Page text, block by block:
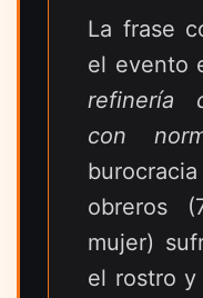
La frase
el evento
refinería
con
obreros
mujer)
el rostro